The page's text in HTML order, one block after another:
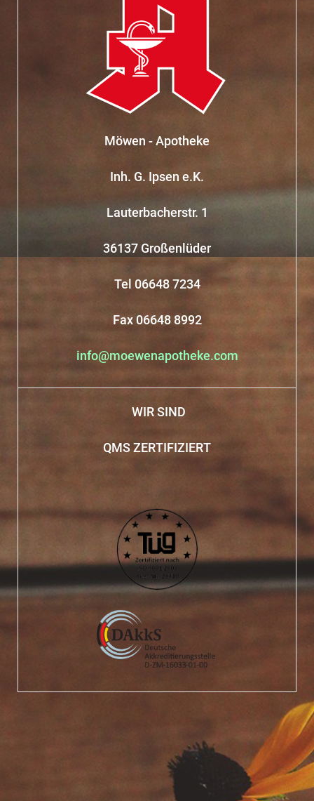
Möwen - Apotheke
Inh. G. Ipsen e.K.
Lauterbacherstr. 1
36137 Großenlüder
Tel 06648 7234
Fax 06648 8992
info@moewenapotheke.com
WIR SIND
QMS ZERTIFIZIERT